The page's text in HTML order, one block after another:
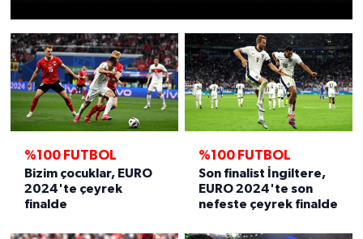
%100 FUTBOL
Bizim çocuklar, EURO
2024'te çeyrek
finalde
%100 FUTBOL
Son finalist İngiltere,
EURO 2024'te son
nefeste çeyrek finalde